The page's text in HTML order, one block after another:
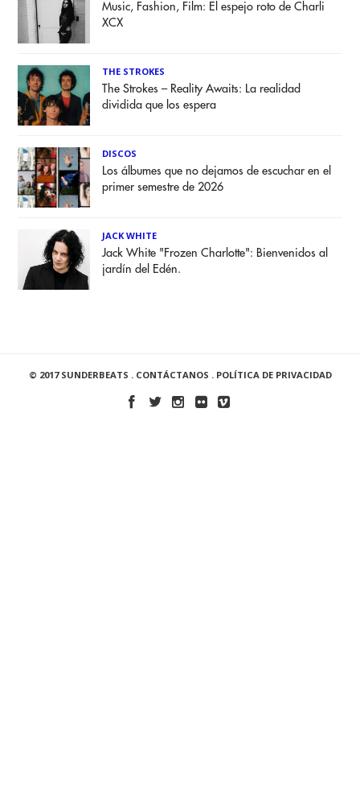
Music, Fashion, Film: El espejo roto de Charli
XCX
THE STROKES
The Strokes – Reality Awaits: La realidad
dividida que los espera
DISCOS
Los álbumes que no dejamos de escuchar en el
primer semestre de 2026
JACK WHITE
Jack White "Frozen Charlotte": Bienvenidos al
jardín del Edén.
© 2017 SUNDERBEATS . CONTÁCTANOS . POLÍTICA DE PRIVACIDAD